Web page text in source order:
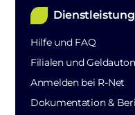
Hilfe und FAQ
Filialen und
Anmelden bei R-Net
Dokumentation &